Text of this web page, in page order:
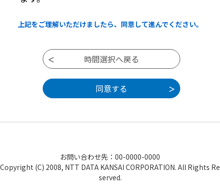
要です。このことを前提に、構成団体は本シ
を利用した方は、この規約に同意したものと
を利用することができません。なお、閲覧の
みについても、この規約に同意したものとみ
なします。
い利用者登録を行うことができるものとしま
す。
上記をご理解いただけましたら、同意して進んでください。
お問い合わせ先：00-0000-0000
Copyright (C) 2008, NTT DATA KANSAI CORPORATION. All Rights Re
served.